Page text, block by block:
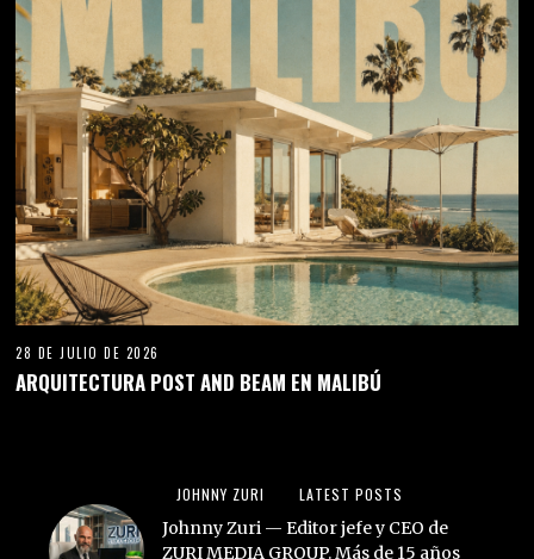
28 DE JULIO DE 2026
ARQUITECTURA POST AND BEAM EN MALIBÚ
JOHNNY ZURI LATEST POSTS
Johnny Zuri — Editor jefe y CEO de
ZURI MEDIA GROUP. Más de 15 años